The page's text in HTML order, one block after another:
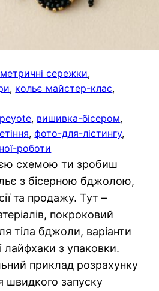
сережки
, кольє майстер-клас
peyote, вишивка-бісером
, фото-для-лістингу
роботи
схемою ти зробиш
з бісерною бджолою,
та продажу. Тут –
покроковий
тіла бджоли, варіанти
лайфхаки з упаковки.
приклад розрахунку
швидкого запуску